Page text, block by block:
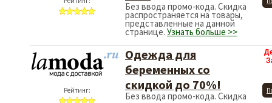
Без ввода промо-кода. Скидка
распространяется на товары,
представленные на данной
странице. Узнать больше >>
Рейтинг:
Одежда для
беременных со
скидкой до 70%!
Без ввода промо-кода. Скидка